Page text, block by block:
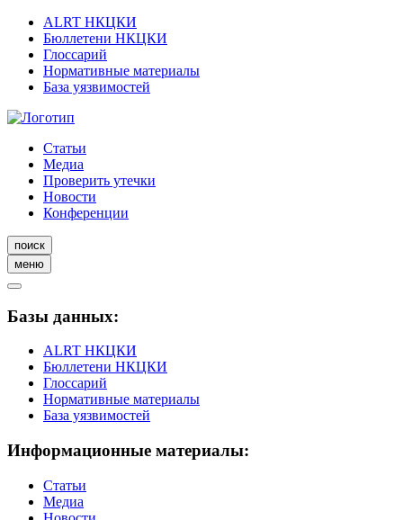
ALRT НКЦКИ
Бюллетени НКЦКИ
Глоссарий
Нормативные материалы
База уязвимостей
Статьи
Медиа
Проверить утечки
Новости
Конференции
поиск
меню
Базы данных:
ALRT НКЦКИ
Бюллетени НКЦКИ
Глоссарий
Нормативные материалы
База уязвимостей
Информационные материалы:
Статьи
Медиа